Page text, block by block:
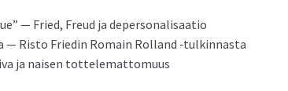
— Fried, Freud ja depersonalisaatio
— Ris­to Friedin Romain Rol­land ‑tulkin­nas­ta
ja naisen tottelemattomuus